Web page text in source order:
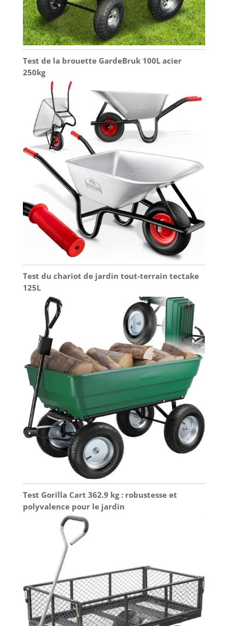
important de d'abord serrer légèrement toutes les
vis, puis d'aligner à nouveau correctement le bac -
ce n'est qu'alors que vous devez serrer les
supports de manière à ce qu'il n'y ait plus de jeu.
Test de la brouette GardeBruk 100L acier
250kg
Test du chariot de jardin tout-terrain tectake
125L
Test Gorilla Cart 362.9 kg : robustesse et
polyvalence pour le jardin